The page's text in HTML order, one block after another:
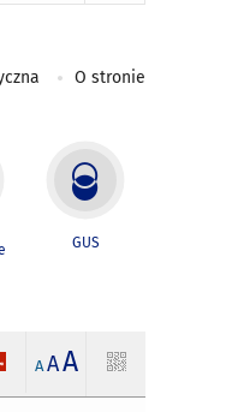
czarnymczarnym
żółtym
O stronie
GUS
A AA